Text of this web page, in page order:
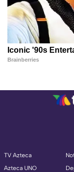
TV Azteca
Azteca UNO